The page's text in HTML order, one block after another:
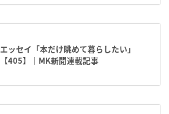
エッセイ「本だけ眺めて暮らしたい」
【405】｜MK新聞連載記事